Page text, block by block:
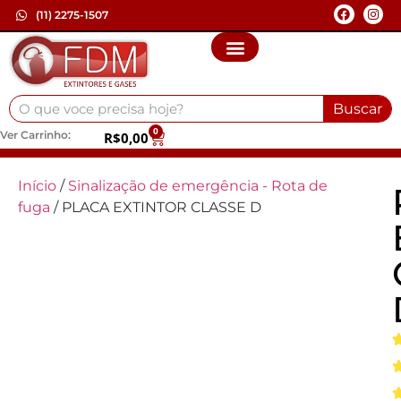
(11) 2275-1507
Buscar
Ver Carrinho: R$0,00 0
Início / Sinalização de emergência - Rota de
fuga / PLACA EXTINTOR CLASSE D